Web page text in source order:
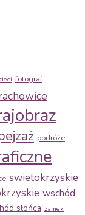
fotograf
podróże
swietokrzyskie
wschód
słońca zamek